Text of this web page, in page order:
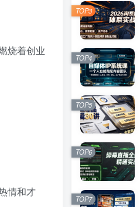
烧着创业
情和才
TOP3
TOP4
TOP5
TOP6
TOP7
TOP3
TOP4
TOP5
TOP6
TOP7